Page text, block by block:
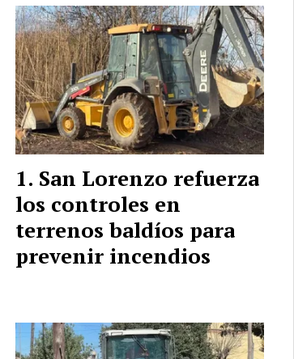
San Lorenzo refuerza
los controles en
terrenos baldíos para
prevenir incendios